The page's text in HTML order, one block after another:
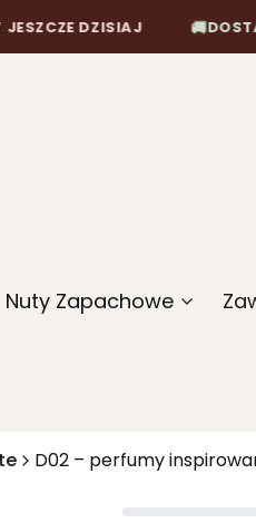
DZISIAJ 🚚 DOSTAWA
Nuty Zapachowe
D02 – perfumy